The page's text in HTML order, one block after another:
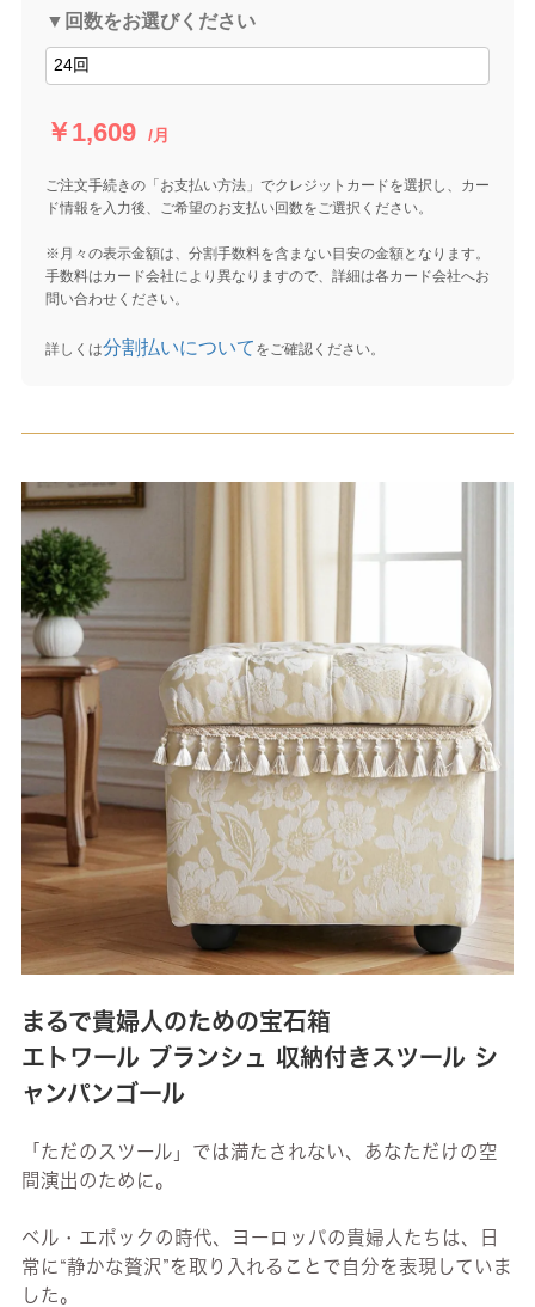
▼回数をお選びください
￥1,609 /月
ご注文手続きの「お支払い方法」でクレジットカードを選択し、カー
ド情報を入力後、ご希望のお支払い回数をご選択ください。
※月々の表示金額は、分割手数料を含まない目安の金額となります。
手数料はカード会社により異なりますので、詳細は各カード会社へお
問い合わせください。
詳しくは分割払いについて をご確認ください。
まるで貴婦人のための宝石箱
エトワール ブランシュ 収納付きスツール シ
ャンパンゴール
「ただのスツール」では満たされない、あなただけの空
間演出のために。
ベル・エポックの時代、ヨーロッパの貴婦人たちは、日
常に“静かな贅沢”を取り入れることで自分を表現していま
した。